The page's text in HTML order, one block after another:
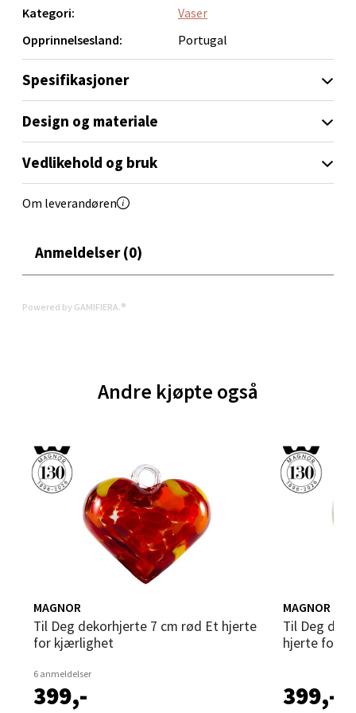
Kategori:
Vaser
Opprinnelsesland:
Portugal
Spesifikasjoner
Design og materiale
Vedlikehold og bruk
Om leverandøren
Anmeldelser (0)
Powered by GAMIFIERA.®
Andre kjøpte også
MAGNOR
Til Deg dekorhjerte 7 cm rød Et hjerte
for kjærlighet
6 anmeldelser
399,-
MAGNOR
Til Deg dekorhjerte 7 cm grønn Et
hjerte for
399,-
Orkanger - Thon Senter Orkanger
Thon Senter Orkanger, Orkdalsveien 113, 7300
Orkanger
0 i butikk
Brodtkorbsgate 7, 1338 Sandvika
0 i butikk
Velg
Bergen - Thon Senter Sartor
Sartorvegen 12, 5353 Straume
Åpent i dag 10-18
0 i butikk
Velg